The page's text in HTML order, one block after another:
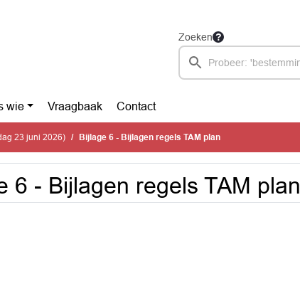
Zoeken
wie Vraagbaak Contact
23 juni 2026) Bijlage 6 - Bijlagen regels TAM plan
6 - Bijlagen regels TAM plan